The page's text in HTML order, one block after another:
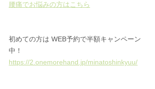
腰痛でお悩みの方はこちら
初めての方は WEB予約で半額キャンペーン
中！
https://2.onemorehand.jp/minatoshinkyuu/